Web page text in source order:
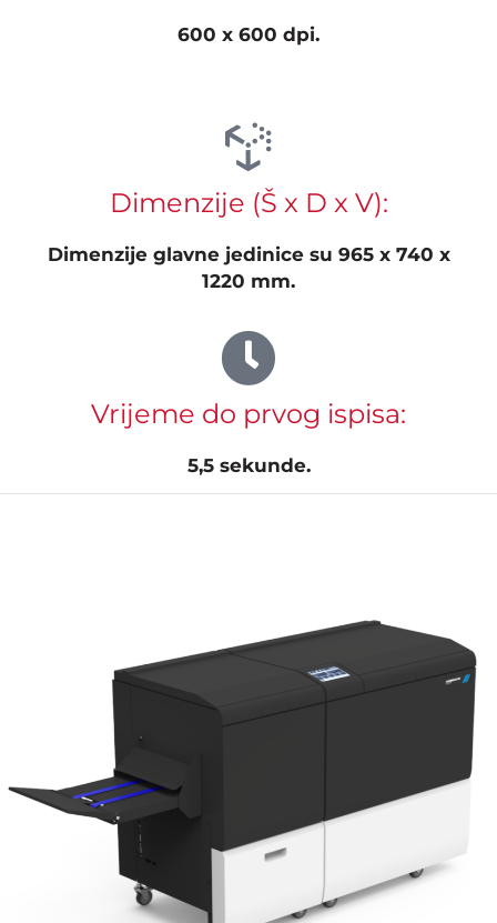
600 x 600 dpi.
Dimenzije (Š x D x V):
Dimenzije glavne jedinice su 965 x 740 x
1220 mm.
Vrijeme do prvog ispisa:
5,5 sekunde.